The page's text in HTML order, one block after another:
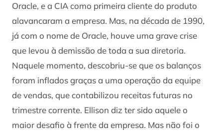
Oracle, e a CIA como primeira cliente do produto
alavancaram a empresa. Mas, na década de 1990,
já com o nome de Oracle, houve uma grave crise
que levou à demissão de toda a sua diretoria.
Naquele momento, descobriu-se que os balanços
foram inflados graças a uma operação da equipe
de vendas, que contabilizou receitas futuras no
trimestre corrente. Ellison diz ter sido aquele o
maior desafio à frente da empresa. Mas não foi o